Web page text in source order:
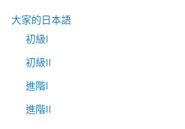
大家的日本語
初級I
初級II
進階I
進階II